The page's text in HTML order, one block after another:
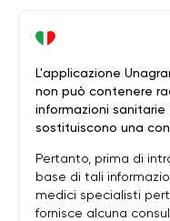
L'applicazione
non può contenere
informazioni
sostituiscono una
Pertanto, prima di
base di tali
medici specialisti
fornisce alcuna